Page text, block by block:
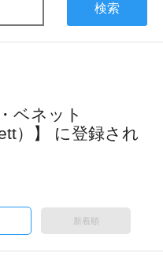
検索
ベネット
）】 に登録され
新着順